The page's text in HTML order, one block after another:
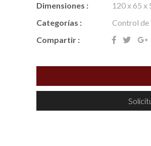
Dimensiones :
120 x 65 x
Categorías :
Control de
Compartir :